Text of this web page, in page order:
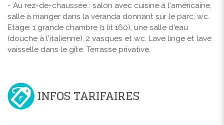
- Au rez-de-chaussée : salon avec cuisine à l'américaine,
salle à manger dans la véranda donnant sur le parc, wc.
Etage: 1 grande chambre (1 lit 160), une salle d'eau
(douche à l'italienne), 2 vasques et wc. Lave linge et lave
vaisselle dans le gîte. Terrasse privative.
INFOS TARIFAIRES